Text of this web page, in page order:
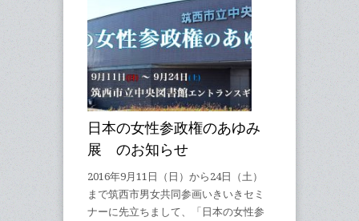
日本の女性参政権のあゆみ
展 のお知らせ
2016年9月11日（日）から24日（土）
まで筑西市男女共同参画いきいきセミ
ナーに先立ちまして、「日本の女性参